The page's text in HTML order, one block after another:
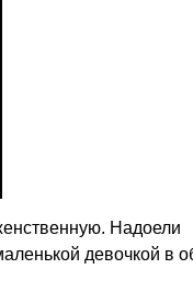
Надоели
девочкой в